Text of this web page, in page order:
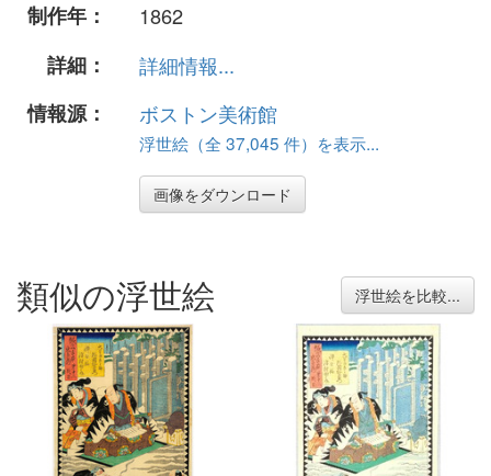
制作年：
1862
詳細：
詳細情報...
情報源：
ボストン美術館
浮世絵（全 37,045 件）を表示...
画像をダウンロード
類似の浮世絵 浮世絵を比較...